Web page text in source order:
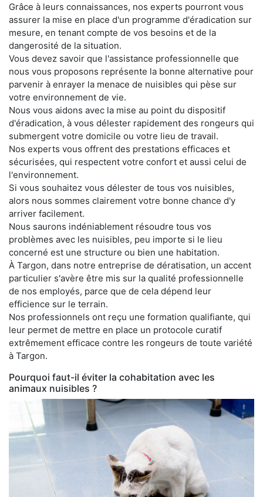
Grâce à leurs connaissances, nos experts pourront vous
assurer la mise en place d'un programme d'éradication sur
mesure, en tenant compte de vos besoins et de la
dangerosité de la situation.
Vous devez savoir que l'assistance professionnelle que
nous vous proposons représente la bonne alternative pour
parvenir à enrayer la menace de nuisibles qui pèse sur
votre environnement de vie.
Nous vous aidons avec la mise au point du dispositif
d'éradication, à vous délester rapidement des rongeurs qui
submergent votre domicile ou votre lieu de travail.
Nos experts vous offrent des prestations efficaces et
sécurisées, qui respectent votre confort et aussi celui de
l'environnement.
Si vous souhaitez vous délester de tous vos nuisibles,
alors nous sommes clairement votre bonne chance d'y
arriver facilement.
Nous saurons indéniablement résoudre tous vos
problèmes avec les nuisibles, peu importe si le lieu
concerné est une structure ou bien une habitation.
À Targon, dans notre entreprise de dératisation, un accent
particulier s'avère être mis sur la qualité professionnelle
de nos employés, parce que de cela dépend leur
efficience sur le terrain.
Nos professionnels ont reçu une formation qualifiante, qui
leur permet de mettre en place un protocole curatif
extrêmement efficace contre les rongeurs de toute variété
à Targon.
Pourquoi faut-il éviter la cohabitation avec les
animaux nuisibles ?